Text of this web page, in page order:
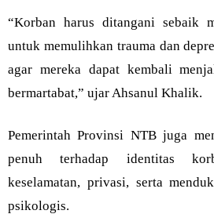
“Korban harus ditangani sebaik
untuk memulihkan trauma dan
agar mereka dapat kembali
bermartabat,” ujar Ahsanul Khalik.
Pemerintah Provinsi NTB juga
penuh terhadap identitas
keselamatan, privasi, serta
psikologis.